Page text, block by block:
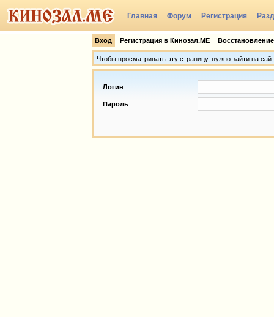
Главная Форум Регистрация
Вход Регистрация в Кинозал.МЕ
Чтобы просматривать эту страницу, нужно зайти на сайт
Логин
Пароль